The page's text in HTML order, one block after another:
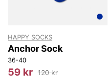
HAPPY SOCKS
Anchor Sock
36-40
59 kr 120 kr